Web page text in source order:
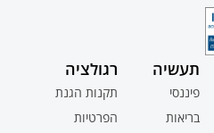
תעשיה
פיננסי
בריאות
רגולציה
תקנות הגנת
הפרטיות